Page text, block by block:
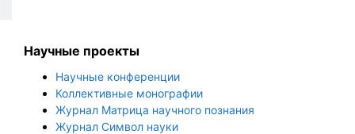
Научные проекты
Научные конференции
Коллективные монографии
Журнал Матрица научного познания
Журнал Символ науки